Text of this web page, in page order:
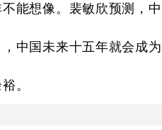
能想像。裴敏欣预测，中
中国未来十五年就会成为
。